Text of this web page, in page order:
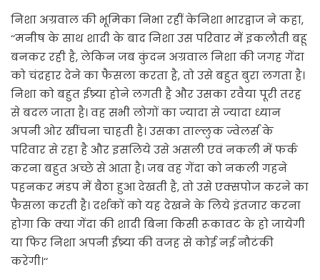
निशा अग्रवाल की भूमिका निभा रहीं केनिशा भारद्वाज ने कहा,
‘‘मनीष के साथ शादी के बाद निशा उस परिवार में इकलौती बहू
बनकर रही है, लेकिन जब कुंदन अग्रवाल निशा की जगह गेंदा
को चंद्रहार देने का फैसला करता है, तो उसे बहुत बुरा लगता है।
निशा को बहुत ईष्र्या होने लगती है और उसका रवैया पूरी तरह
से बदल जाता है। वह सभी लोगों का ज्यादा से ज्यादा ध्यान
अपनी ओर खींचना चाहती है। उसका ताल्लुक ज्वेलर्स के
परिवार से रहा है और इसलिये उसे असली एवं नकली में फर्क
करना बहुत अच्छे से आता है। जब वह गेंदा को नकली गहने
पहनकर मंडप में बैठा हुआ देखती है, तो उसे एक्सपोज करने का
फैसला करती है। दर्शकों को यह देखने के लिये इंतजार करना
होगा कि क्या गेंदा की शादी बिना किसी रूकावट के हो जायेगी
या फिर निशा अपनी ईष्र्या की वजह से कोई नई नौटंकी
करेगी।‘‘